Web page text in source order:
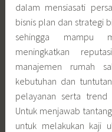
dalam mensiasati
bisnis plan dan strategi
sehingga mampu
meningkatkan
manajemen rumah
kebutuhan dan
pelayanan serta trend
Untuk menjawab
untuk melakukan kaji